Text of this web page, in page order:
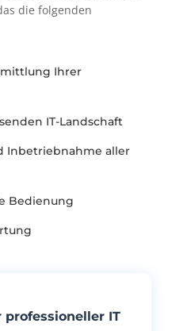
die folgenden
Ihrer
IT-Landschaft
Inbetriebnahme aller
Bedienung
professioneller IT